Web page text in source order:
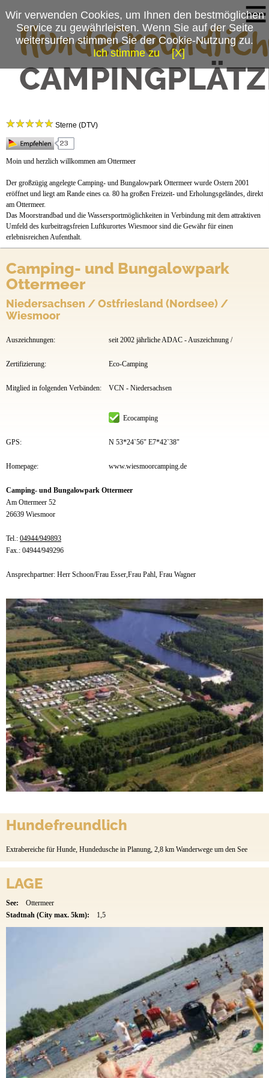
Campingplatzmenü
Stellplätze
Anfahrt
Sterne (DTV)
Moin und herzlich willkommen am Ottermeer
Der großzügig angelegte Camping- und Bungalowpark Ottermeer wurde Ostern 2001
eröffnet und liegt am Rande eines ca. 80 ha großen Freizeit- und Erholungsgeländes, direkt
am Ottermeer.
Das Moorstrandbad und die Wassersportmöglichkeiten in Verbindung mit dem attraktiven
Umfeld des kurbeitragsfreien Luftkurortes Wiesmoor sind die Gewähr für einen
erlebnisreichen Aufenthalt.
Camping- und Bungalowpark
Ottermeer
Niedersachsen / Ostfriesland (Nordsee) /
Wiesmoor
Auszeichnungen: seit 2002 jährliche ADAC - Auszeichnung /
Zertifizierung: Eco-Camping
Mitglied in folgenden Verbänden: VCN - Niedersachsen
Ecocamping
GPS: N 53*24`56" E7*42`38"
Homepage: www.wiesmoorcamping.de
Camping- und Bungalowpark Ottermeer
Am Ottermeer 52
26639 Wiesmoor
Tel.: 04944/949893
Fax.: 04944/949296
Ansprechpartner: Herr Schoon/Frau Esser,Frau Pahl, Frau Wagner
Hundefreundlich
Extrabereiche für Hunde, Hundedusche in Planung, 2,8 km Wanderwege um den See
LAGE
See:
Ottermeer
Stadtnah (City max. 5km):
1,5
Wir verwenden Cookies, um Ihnen den bestmöglichen
Service zu gewährleisten. Wenn Sie auf der Seite
weitersurfen stimmen Sie der Cookie-Nutzung zu.
Ich stimme zu
[X]